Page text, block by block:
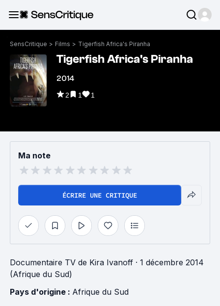
SensCritique > Films > Tigerfish Africa's Piranha
Tigerfish Africa's Piranha
2014
2 1 1
Ma note
ÉCRIRE UNE CRITIQUE
Documentaire TV de Kira Ivanoff · 1 décembre 2014
(Afrique du Sud)
Pays d'origine : Afrique du Sud